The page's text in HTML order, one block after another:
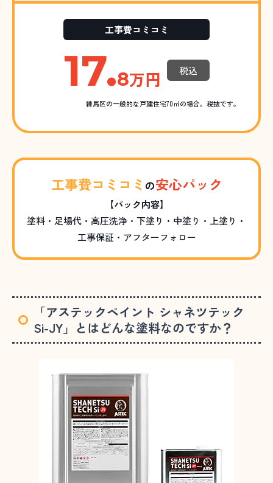
工事費コミコミ
17.8万円 税込
練馬区の一般的な戸建住宅70㎡の場合。税抜です。
工事費コミコミ の安心パック
【パック内容】
塗料・足場代・高圧洗浄・下塗り・中塗り・上塗り・
工事保証・アフターフォロー
「アステックペイント シャネツテック
Si-JY」とはどんな塗料なのですか？